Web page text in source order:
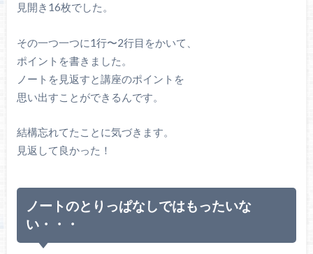
見開き16枚でした。
その一つ一つに1行〜2行目をかいて、
ポイントを書きました。
ノートを見返すと講座のポイントを
思い出すことができるんです。
結構忘れてたことに気づきます。
見返して良かった！
ノートのとりっぱなしではもったいな
い・・・